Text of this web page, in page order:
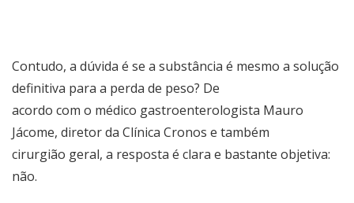
Contudo, a dúvida é se a substância é mesmo a solução
definitiva para a perda de peso? De
acordo com o médico gastroenterologista Mauro
Jácome, diretor da Clínica Cronos e também
cirurgião geral, a resposta é clara e bastante objetiva:
não.